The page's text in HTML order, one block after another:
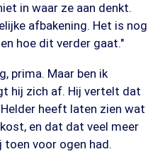
in waar ze aan denkt.
afbakening. Het is nog
hoe dit verder gaat."
prima. Maar ben ik
hij zich af. Hij vertelt dat
heeft laten zien wat
en dat dat veel meer
voor ogen had.